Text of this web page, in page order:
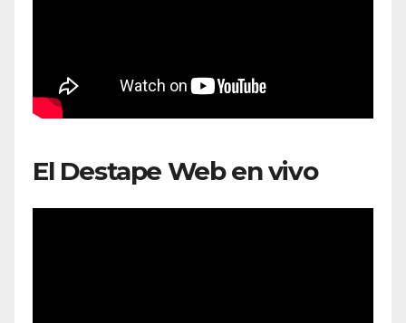
El Destape Web en vivo